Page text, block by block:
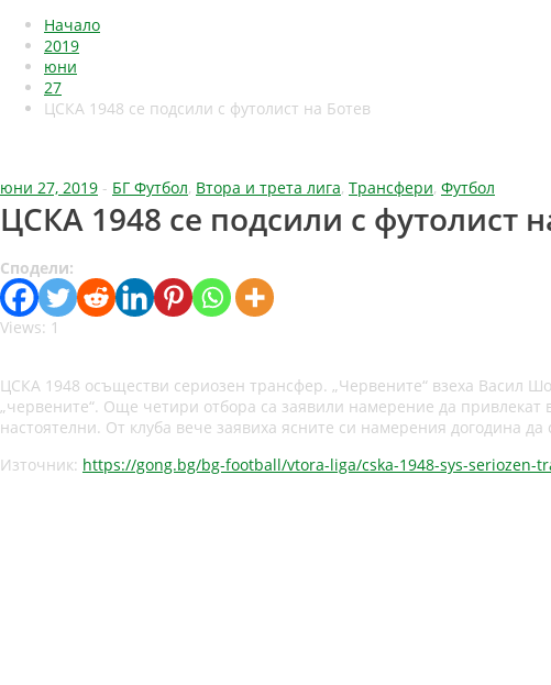
Начало
2019
юни
27
ЦСКА 1948 се подсили с футолист на Ботев
юни 27, 2019 - БГ Футбол, Втора и трета лига, Трансфери, Футбол
ЦСКА 1948 се подсили с футолист
Сподели:
Views: 1
ЦСКА 1948 осъществи сериозен трансфер. „Червените“ взеха Васил
„червените“. Още четири отбора са заявили намерение да
настоятелни. От клуба вече заявиха ясните си намерения догодина да
Източник: https://gong.bg/bg-football/vtora-liga/cska-1948-sys-seriozen-